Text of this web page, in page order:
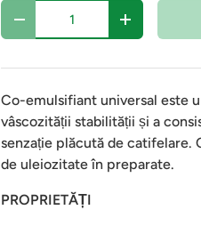
Cantitate
- +
Co-emulsifiant universal este
vâscozității stabilității și a
senzație plăcută de catifelare.
de uleiozitate în preparate.
PROPRIETĂȚI